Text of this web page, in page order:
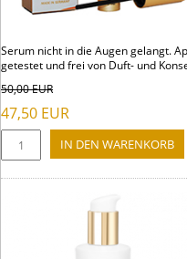
Serum nicht in die Augen gelangt.
getestet und frei von Duft- und
50,00EUR
47,50 EUR